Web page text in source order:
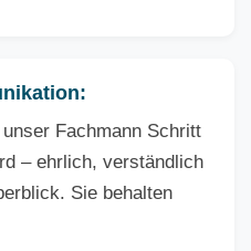
Fachmann Schritt
– ehrlich, verständlich
Sie behalten